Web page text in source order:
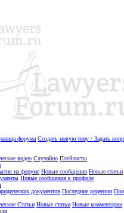
форума Создать новую тему / Задать
видео Случайно Плейлисты
на форуме Новые сообщения Новые статьи
Новые сообщения в профиле
документов Последние рецензии
Статьи Новые статьи Новые комментарии